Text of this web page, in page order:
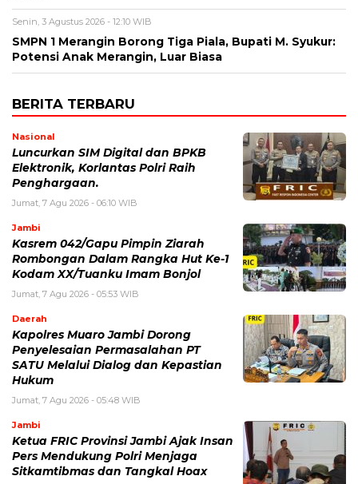
Senin, 3 Agustus 2026 - 12:10 WIB
SMPN 1 Merangin Borong Tiga Piala, Bupati M. Syukur:
Potensi Anak Merangin, Luar Biasa
BERITA TERBARU
Nasional
Luncurkan SIM Digital dan BPKB
Elektronik, Korlantas Polri Raih
Penghargaan.
Jumat, 7 Agu 2026 - 06:10 WIB
Jambi
Kasrem 042/Gapu Pimpin Ziarah
Rombongan Dalam Rangka Hut Ke-1
Kodam XX/Tuanku Imam Bonjol
Jumat, 7 Agu 2026 - 05:53 WIB
Daerah
Kapolres Muaro Jambi Dorong
Penyelesaian Permasalahan PT
SATU Melalui Dialog dan Kepastian
Hukum
Jumat, 7 Agu 2026 - 05:48 WIB
Jambi
Ketua FRIC Provinsi Jambi Ajak Insan
Pers Mendukung Polri Menjaga
Sitkamtibmas dan Tangkal Hoax